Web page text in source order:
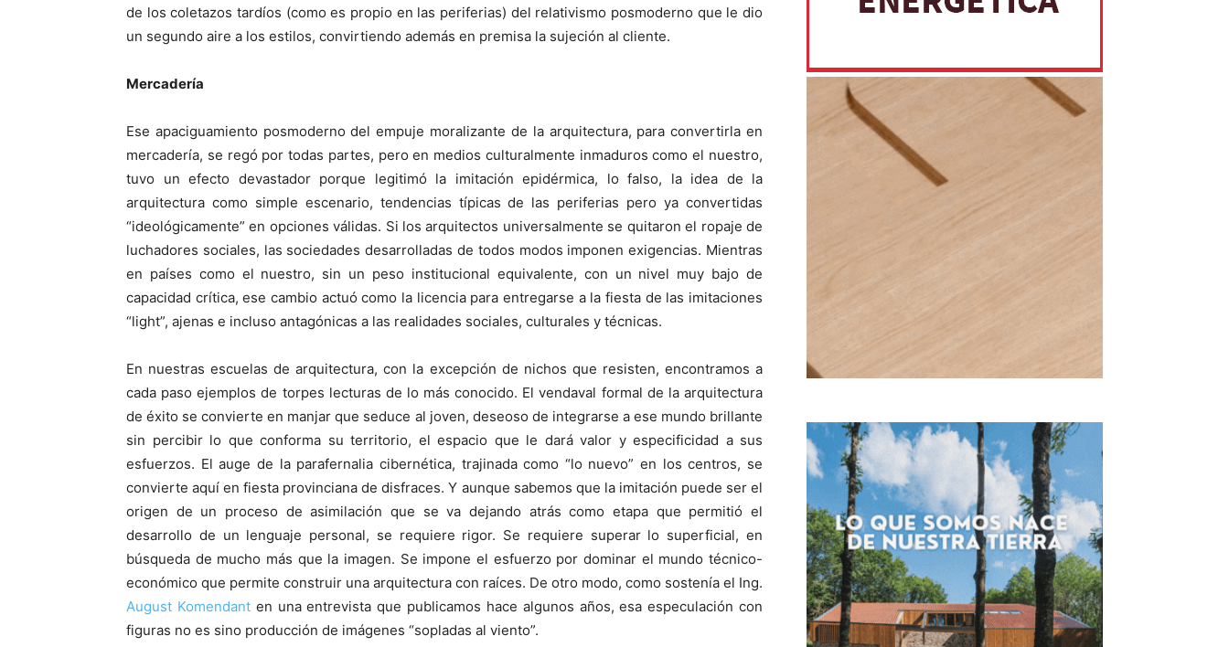
de los coletazos tardíos (como es propio en las periferias) del relativismo posmoderno que le dio
un segundo aire a los estilos, convirtiendo además en premisa la sujeción al cliente.
Mercadería
Ese apaciguamiento posmoderno del empuje moralizante de la arquitectura, para convertirla en
mercadería, se regó por todas partes, pero en medios culturalmente inmaduros como el nuestro,
tuvo un efecto devastador porque legitimó la imitación epidérmica, lo falso, la idea de la
arquitectura como simple escenario, tendencias típicas de las periferias pero ya convertidas
“ideológicamente” en opciones válidas. Si los arquitectos universalmente se quitaron el ropaje de
luchadores sociales, las sociedades desarrolladas de todos modos imponen exigencias. Mientras
en países como el nuestro, sin un peso institucional equivalente, con un nivel muy bajo de
capacidad crítica, ese cambio actuó como la licencia para entregarse a la fiesta de las imitaciones
“light”, ajenas e incluso antagónicas a las realidades sociales, culturales y técnicas.
En nuestras escuelas de arquitectura, con la excepción de nichos que resisten, encontramos a
cada paso ejemplos de torpes lecturas de lo más conocido. El vendaval formal de la arquitectura
de éxito se convierte en manjar que seduce al joven, deseoso de integrarse a ese mundo brillante
sin percibir lo que conforma su territorio, el espacio que le dará valor y especificidad a sus
esfuerzos. El auge de la parafernalia cibernética, trajinada como “lo nuevo” en los centros, se
convierte aquí en fiesta provinciana de disfraces. Y aunque sabemos que la imitación puede ser el
origen de un proceso de asimilación que se va dejando atrás como etapa que permitió el
desarrollo de un lenguaje personal, se requiere rigor. Se requiere superar lo superficial, en
búsqueda de mucho más que la imagen. Se impone el esfuerzo por dominar el mundo técnico-
económico que permite construir una arquitectura con raíces. De otro modo, como sostenía el Ing.
August Komendant en una entrevista que publicamos hace algunos años, esa especulación con
figuras no es sino producción de imágenes “sopladas al viento”.